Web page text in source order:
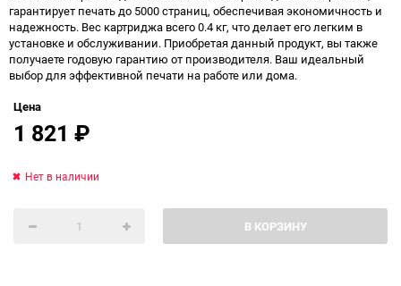
гарантирует печать до 5000 страниц, обеспечивая экономичность и
надежность. Вес картриджа всего 0.4 кг, что делает его легким в
установке и обслуживании. Приобретая данный продукт, вы также
получаете годовую гарантию от производителя. Ваш идеальный
выбор для эффективной печати на работе или дома.
Цена
1 821 ₽
В КОРЗИНУ
Нет в наличии